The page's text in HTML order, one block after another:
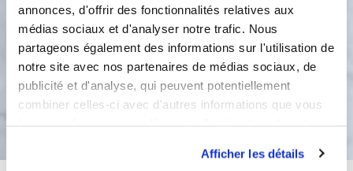
annonces, d'offrir des fonctionnalités relatives aux
médias sociaux et d'analyser notre trafic. Nous
partageons également des informations sur l'utilisation de
notre site avec nos partenaires de médias sociaux, de
publicité et d'analyse, qui peuvent potentiellement
combiner celles-ci avec d'autres informations que vous
Afficher les détails
moutarde. Enfournez pour 15
minutes a 200°C A déguster tiède ou
froid!
Bon appétit !